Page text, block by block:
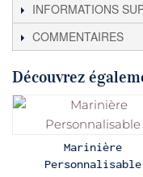
INFORMATIONS
COMMENTAIRES
Découvrez
Marinière
Personnalisable